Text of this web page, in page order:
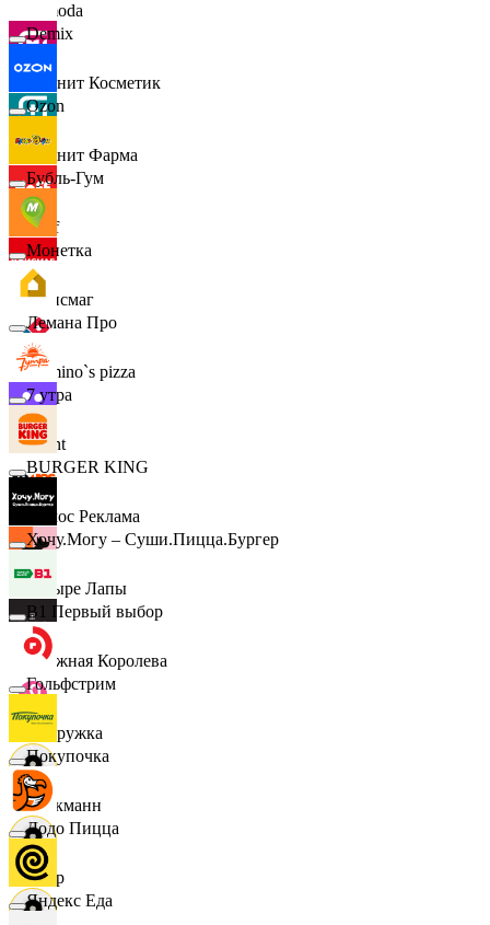
Lamoda
Магнит Косметик
Магнит Фарма
Hoff
Офисмаг
Domino`s pizza
Urent
Эдмос Реклама
Четыре Лапы
Снежная Королева
Подружка
Стокманн
Cпар
Demix
Ozon
Бубль-Гум
Монетка
Лемана Про
7 утра
BURGER KING
Хочу.Могу – Суши.Пицца.Бургер
B1 Первый выбор
Гольфстрим
Покупочка
Додо Пицца
Яндекс Еда